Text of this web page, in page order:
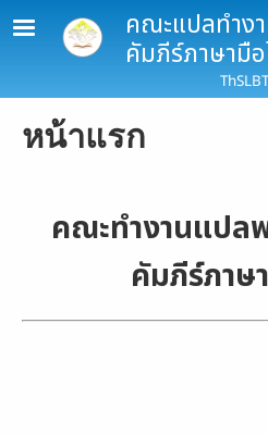
Skip to main content
คณะแปลทำง
คัมภีร์ภาษามื
ThSLBT
หน้าแรก
คณะทำงานแปล
คัมภีร์ภาษ